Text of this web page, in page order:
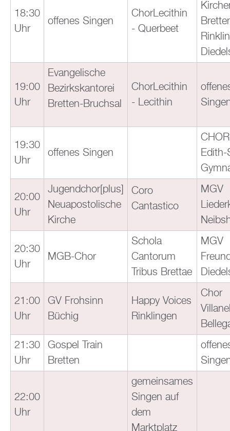
18:30
Uhr
offenes Singen
ChorLecithin
- Querbeet
19:00
Uhr
Evangelische
Bezirkskantorei
Bretten-Bruchsal
ChorLecithin
- Lecithin
19:30
Uhr
offenes Singen
Edith-
20:00
Uhr
Jugendchor[plus]
Neuapostolische
Kirche
Coro
Cantastico
MGV
20:30
Uhr
MGB-Chor
Schola
Cantorum
Tribus Brettae
MGV
21:00
Uhr
GV Frohsinn
Büchig
Happy Voices
Rinklingen
Chor
21:30
Uhr
Gospel Train
Bretten
22:00
Uhr
gemeinsames
Singen auf
dem
Marktplatz